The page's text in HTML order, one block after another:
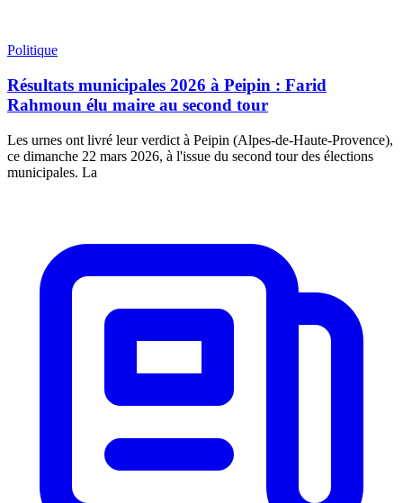
Politique
Résultats municipales 2026 à Peipin : Farid
Rahmoun élu maire au second tour
Les urnes ont livré leur verdict à Peipin (Alpes-de-Haute-Provence),
ce dimanche 22 mars 2026, à l'issue du second tour des élections
municipales. La